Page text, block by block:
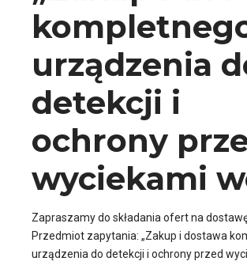
urządzenia
detekcji i
ochrony
wyciekami
Zapraszamy do składania ofert na
Przedmiot zapytania: „Zakup i dostawa
urządzenia do detekcji i ochrony przed